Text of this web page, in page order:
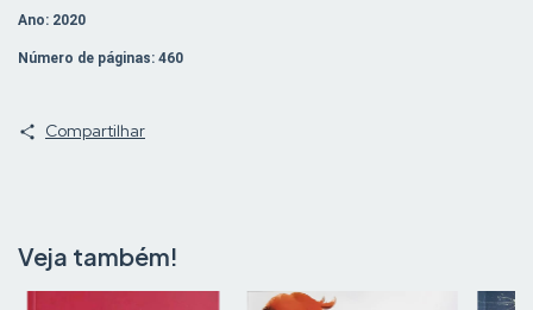
Ano: 2020
Número de páginas: 460
Compartilhar
Veja também!